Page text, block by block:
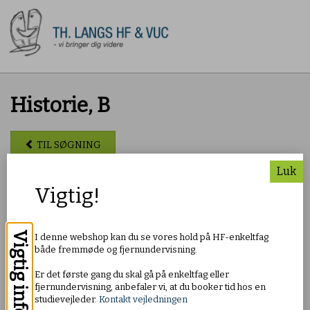
Historie, B
TIL SØGNING
Pris: DKK 550,00
Historie B handler om fortidige forhold og beskæftiger sig
med, hvordan mennesker har levet under forskellige vilkår
gennem tid frem til i dag. Arbejdet med faget giver viden og
kundskaber om fortidige begivenheder, udviklingslinjer,
kontinuitet og brud i Danmark, Europa og den øvrige verden,
Vigtig info
Vigtig!
I denne webshop kan du se vores hold på HF-enkeltfag
både fremmøde og fjernundervisning.
Er det første gang du skal gå på enkeltfag eller
fjernundervisning, anbefaler vi, at du booker tid hos en
studievejleder. Kontakt vejledningen
Luk